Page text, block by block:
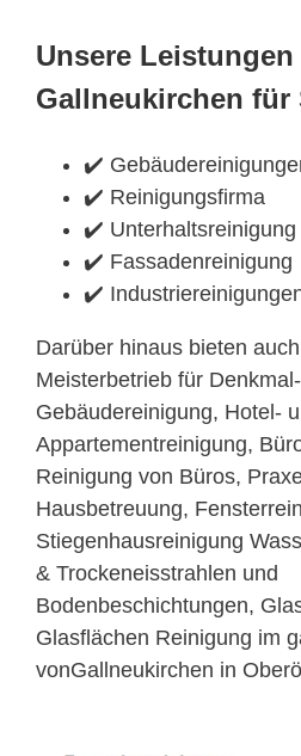
Unsere Leistungen
Gallneukirchen für
✔️
✔️ Reinigungsfirma
✔️ Unterhaltsreinigung
✔️ Fassadenreinigung
✔️
Darüber hinaus bieten
Meisterbetrieb für
Gebäudereinigung, Hotel-
Appartementreinigung,
Reinigung von Büros,
Hausbetreuung,
Stiegenhausreinigung
& Trockeneisstrahlen und
Bodenbeschichtungen,
Glasflächen Reinigung im
vonGallneukirchen in